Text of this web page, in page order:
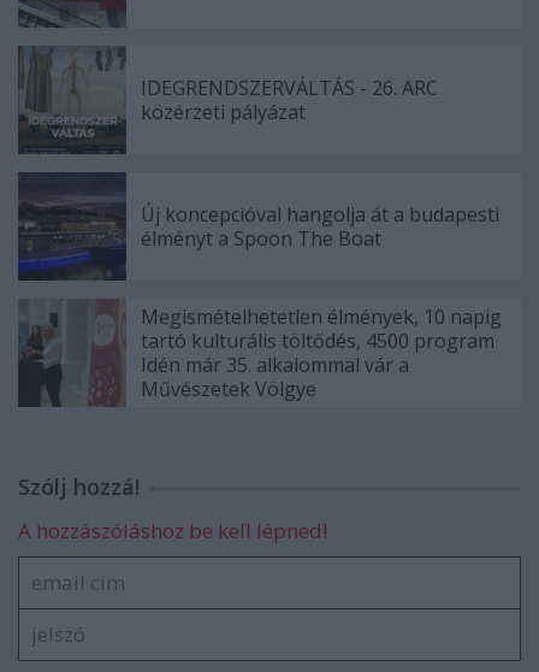
IDEGRENDSZERVÁLTÁS - 26. ARC
közérzeti pályázat
Új koncepcióval hangolja át a budapesti
élményt a Spoon The Boat
Megismételhetetlen élmények, 10 napig
tartó kulturális töltődés, 4500 program
Idén már 35. alkalommal vár a
Művészetek Völgye
Szólj hozzá!
A hozzászóláshoz be kell lépned!